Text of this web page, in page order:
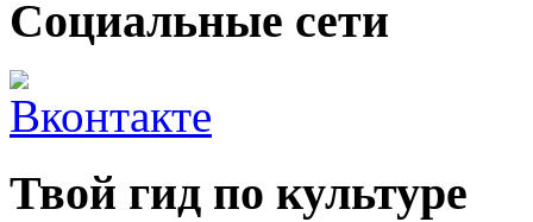
Социальные сети
Твой гид по культуре